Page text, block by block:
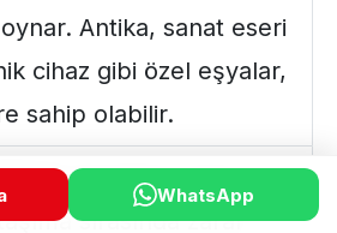
Antika, sanat eseri
cihaz gibi özel eşyalar,
sahip olabilir.
Eşyaların nasıl
sırasında zarar
WhatsApp